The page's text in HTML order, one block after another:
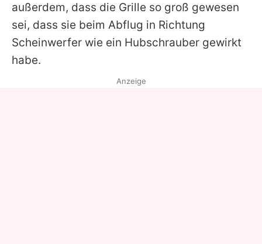
außerdem, dass die Grille so groß gewesen
sei, dass sie beim Abflug in Richtung
Scheinwerfer wie ein Hubschrauber gewirkt
habe.
Anzeige